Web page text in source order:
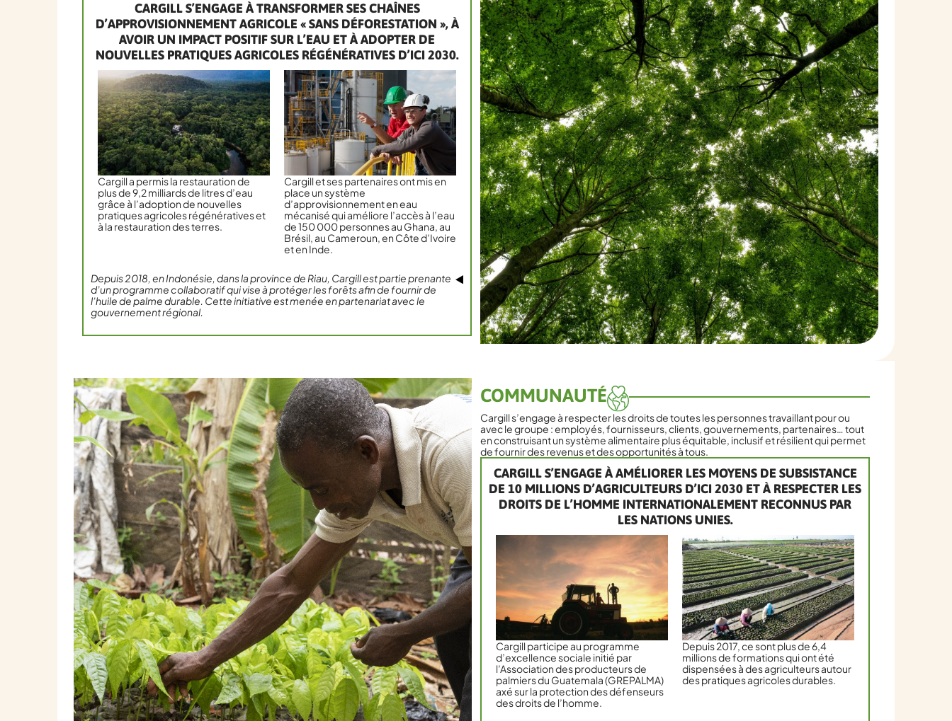
CARGILL S’ENGAGE À TRANSFORMER SES CHAÎNES
D’APPROVISIONNEMENT AGRICOLE « SANS DÉFORESTATION », À
AVOIR UN IMPACT POSITIF SUR L’EAU ET À ADOPTER DE
NOUVELLES PRATIQUES AGRICOLES RÉGÉNÉRATIVES D’ICI 2030.
Cargill a permis la restauration de
plus de 9,2 milliards de litres d’eau
grâce à l’adoption de nouvelles
pratiques agricoles régénératives et
à la restauration des terres.
Cargill et ses partenaires ont mis en
place un système
d’approvisionnement en eau
mécanisé qui améliore l’accès à l’eau
de 150 000 personnes au Ghana, au
Brésil, au Cameroun, en Côte d’Ivoire
et en Inde.
Depuis 2018, en Indonésie, dans la province de Riau, Cargill est partie prenante
d’un programme collaboratif qui vise à protéger les forêts afin de fournir de
l’huile de palme durable. Cette initiative est menée en partenariat avec le
gouvernement régional.
COMMUNAUTÉ
Cargill s’engage à respecter les droits de toutes les personnes travaillant pour ou
avec le groupe : employés, fournisseurs, clients, gouvernements, partenaires… tout
en construisant un système alimentaire plus équitable, inclusif et résilient qui permet
de fournir des revenus et des opportunités à tous.
CARGILL S’ENGAGE À AMÉLIORER LES MOYENS DE SUBSISTANCE
DE 10 MILLIONS D’AGRICULTEURS D’ICI 2030 ET À RESPECTER LES
DROITS DE L’HOMME INTERNATIONALEMENT RECONNUS PAR
LES NATIONS UNIES.
Cargill participe au programme
d’excellence sociale initié par
l’Association des producteurs de
palmiers du Guatemala (GREPALMA)
axé sur la protection des défenseurs
des droits de l’homme.
Depuis 2017, ce sont plus de 6,4
millions de formations qui ont été
dispensées à des agriculteurs autour
des pratiques agricoles durables.